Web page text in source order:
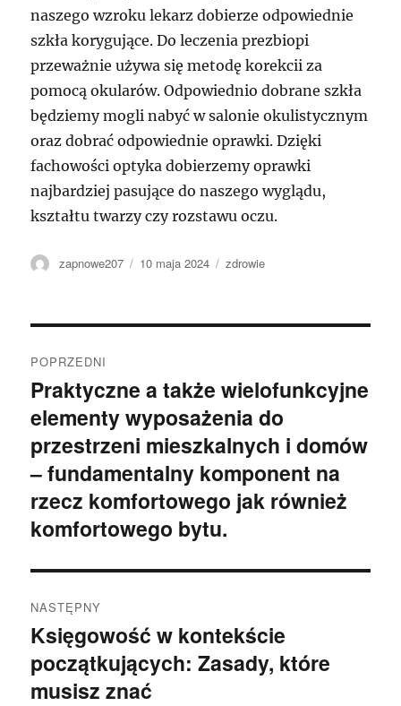
naszego wzroku lekarz dobierze odpowiednie
szkła korygujące. Do leczenia prezbiopi
przeważnie używa się metodę korekcii za
pomocą okularów. Odpowiednio dobrane szkła
będziemy mogli nabyć w salonie okulistycznym
oraz dobrać odpowiednie oprawki. Dzięki
fachowości optyka dobierzemy oprawki
najbardziej pasujące do naszego wyglądu,
kształtu twarzy czy rozstawu oczu.
Autor
zapnowe207
Data
10 maja 2024 Kategorie
zdrowie
wpisu
POPRZEDNI
Poprzedni
wpis:
Praktyczne a także wielofunkcyjne
elementy wyposażenia do
przestrzeni mieszkalnych i domów
– fundamentalny komponent na
rzecz komfortowego jak również
komfortowego bytu.
NASTĘPNY
Następny
wpis:
Księgowość w kontekście
początkujących: Zasady, które
musisz znać